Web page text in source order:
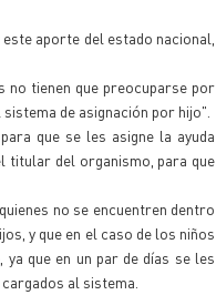
aporte del estado nacional,
tienen que preocuparse por
de asignación por hijo".
que se les asigne la ayuda
titular del organismo, para que
no se encuentren dentro
y que en el caso de los niños
que en un par de días se les
al sistema.